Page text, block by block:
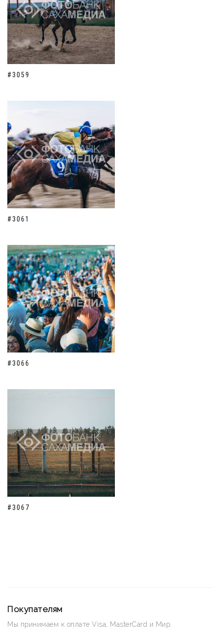
#3059
#3061
#3066
#3067
Покупателям
Мы принимаем к оплате Visa, MasterCard и Мир.